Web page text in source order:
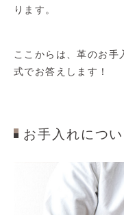
ります。
ここからは、革のお
式でお答えします！
お手入れにつ